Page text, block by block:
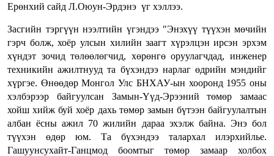
Ерөнхий сайд Л.Оюун-Эрдэнэ үг хэллээ.
Засгийн тэргүүн нээлтийн үгэндээ "Энэхүү түүхэн мөчийн
гэрч болж, хоёр улсын хилийн заагт хүрэлцэн ирсэн эрхэм
хүндэт зочид төлөөлөгчид, хөрөнгө оруулагчдад, инженер
техникийн ажилтнууд та бүхэндээ нарлаг өдрийн мэндийг
хүргэе. Өнөөдөр Монгол Улс БНХАУ-ын хооронд 1955 оны
хэлбэрээр байгуулсан Замын-Үүд-Эрээний төмөр замаас
хойш хийж буй хоёр дахь төмөр замын бүтээн байгуулалтын
албан ёсны ажил 70 жилийн дараа эхэлж байна. Энэ бол
түүхэн өдөр юм. Та бүхэндээ талархал илэрхийлье.
Гашуунсухайт-Ганцмод боомтыг төмөр замаар холбох